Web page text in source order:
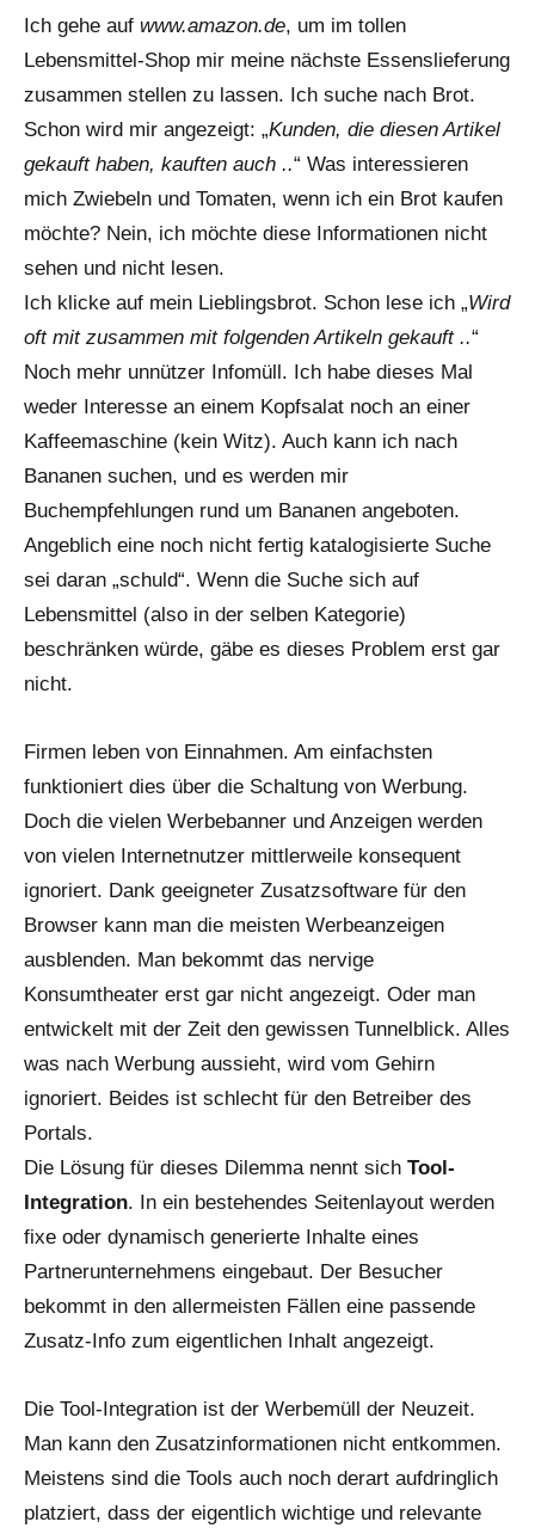
Ich gehe auf www.amazon.de, um im tollen
Lebensmittel-Shop mir meine nächste Essenslieferung
zusammen stellen zu lassen. Ich suche nach Brot.
Schon wird mir angezeigt: „Kunden, die diesen Artikel
gekauft haben, kauften auch ..“ Was interessieren
mich Zwiebeln und Tomaten, wenn ich ein Brot kaufen
möchte? Nein, ich möchte diese Informationen nicht
sehen und nicht lesen.
Ich klicke auf mein Lieblingsbrot. Schon lese ich „Wird
oft mit zusammen mit folgenden Artikeln gekauft ..“
Noch mehr unnützer Infomüll. Ich habe dieses Mal
weder Interesse an einem Kopfsalat noch an einer
Kaffeemaschine (kein Witz). Auch kann ich nach
Bananen suchen, und es werden mir
Buchempfehlungen rund um Bananen angeboten.
Angeblich eine noch nicht fertig katalogisierte Suche
sei daran „schuld“. Wenn die Suche sich auf
Lebensmittel (also in der selben Kategorie)
beschränken würde, gäbe es dieses Problem erst gar
nicht.
Firmen leben von Einnahmen. Am einfachsten
funktioniert dies über die Schaltung von Werbung.
Doch die vielen Werbebanner und Anzeigen werden
von vielen Internetnutzer mittlerweile konsequent
ignoriert. Dank geeigneter Zusatzsoftware für den
Browser kann man die meisten Werbeanzeigen
ausblenden. Man bekommt das nervige
Konsumtheater erst gar nicht angezeigt. Oder man
entwickelt mit der Zeit den gewissen Tunnelblick. Alles
was nach Werbung aussieht, wird vom Gehirn
ignoriert. Beides ist schlecht für den Betreiber des
Portals.
Die Lösung für dieses Dilemma nennt sich Tool-
Integration. In ein bestehendes Seitenlayout werden
fixe oder dynamisch generierte Inhalte eines
Partnerunternehmens eingebaut. Der Besucher
bekommt in den allermeisten Fällen eine passende
Zusatz-Info zum eigentlichen Inhalt angezeigt.
Die Tool-Integration ist der Werbemüll der Neuzeit.
Man kann den Zusatzinformationen nicht entkommen.
Meistens sind die Tools auch noch derart aufdringlich
platziert, dass der eigentlich wichtige und relevante